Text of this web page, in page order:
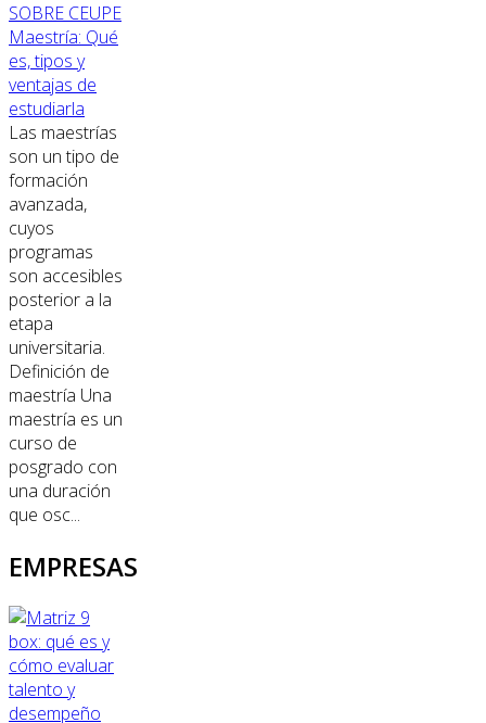
SOBRE CEUPE
Maestría: Qué
es, tipos y
ventajas de
estudiarla
Las maestrías
son un tipo de
formación
avanzada,
cuyos
programas
son accesibles
posterior a la
etapa
universitaria.
Definición de
maestría Una
maestría es un
curso de
posgrado con
una duración
que osc...
EMPRESAS